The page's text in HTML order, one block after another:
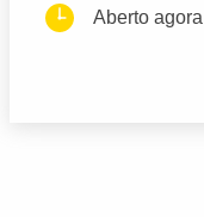
Aberto agora